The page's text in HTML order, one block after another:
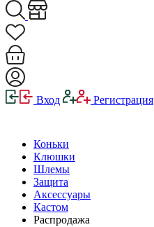
Вход Регистрация
Коньки
Клюшки
Шлемы
Защита
Аксессуары
Кастом
Распродажа